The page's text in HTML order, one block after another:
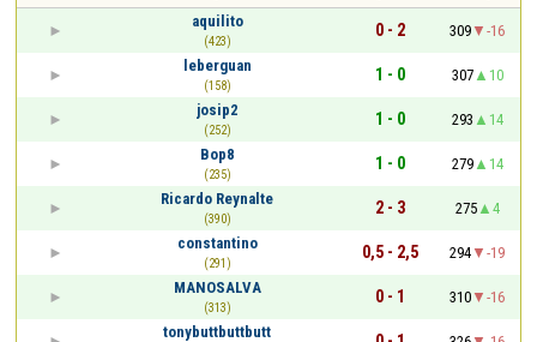
aquilito
(423)
0 - 2 309
-16
leberguan
(158)
1 - 0 307
10
josip2
(252)
1 - 0 293
14
Bop8
(235)
1 - 0 279
14
Ricardo Reynalte
(390)
2 - 3 275
4
constantino
(291)
0,5 - 2,5 294
-19
MANOSALVA
(313)
0 - 1 310
-16
tonybuttbuttbutt